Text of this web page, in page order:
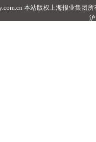
本站版权上海报业集团所